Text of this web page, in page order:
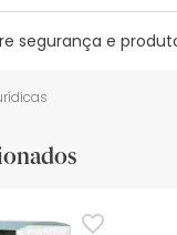
segurança e
visual
dispomos de
não hesites em